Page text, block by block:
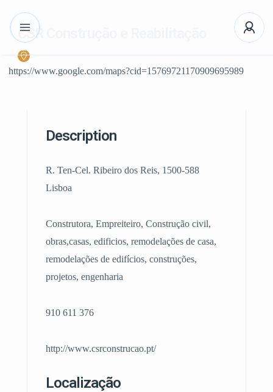
CSR Construção e Reabilitação
https://www.google.com/maps?cid=15769721170909695989
Description
R. Ten-Cel. Ribeiro dos Reis, 1500-588
Lisboa
Construtora, Empreiteiro, Construção civil,
obras,casas, edificios, remodelações de casa,
remodelações de edifícios, construções,
projetos, engenharia
910 611 376
http://www.csrconstrucao.pt/
Localização